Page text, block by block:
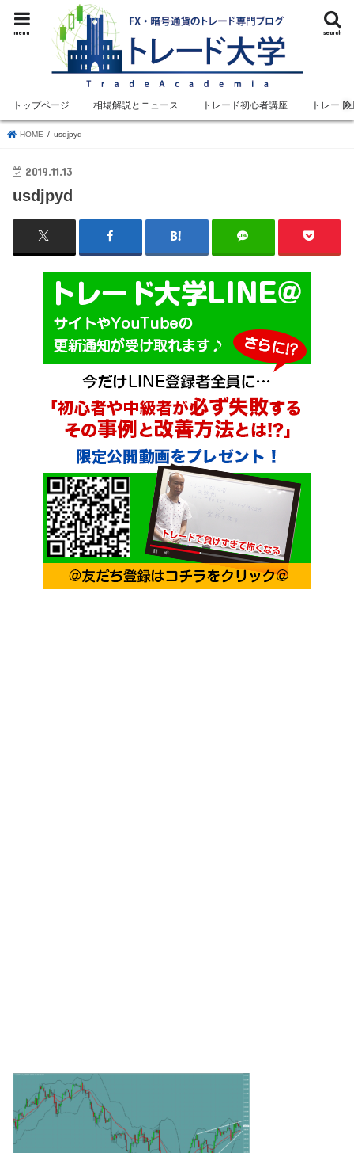
search
menu
トップページ 相場解説とニュース トレード初心者講座 トレード
HOME usdjpyd
2019.11.13
usdjpyd